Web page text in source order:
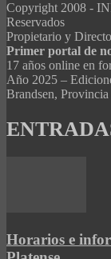
Copyright 2008 -
Reservados
Propietario y
Primer portal de
17 años online en
Año 2025 –
Brandsen,
Horarios e